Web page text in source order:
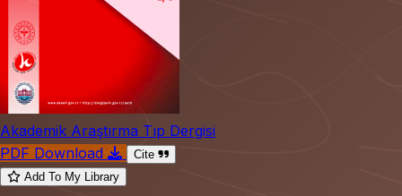
Akademik Araştırma Tıp Dergisi
PDF Download
Cite
Add To My Library